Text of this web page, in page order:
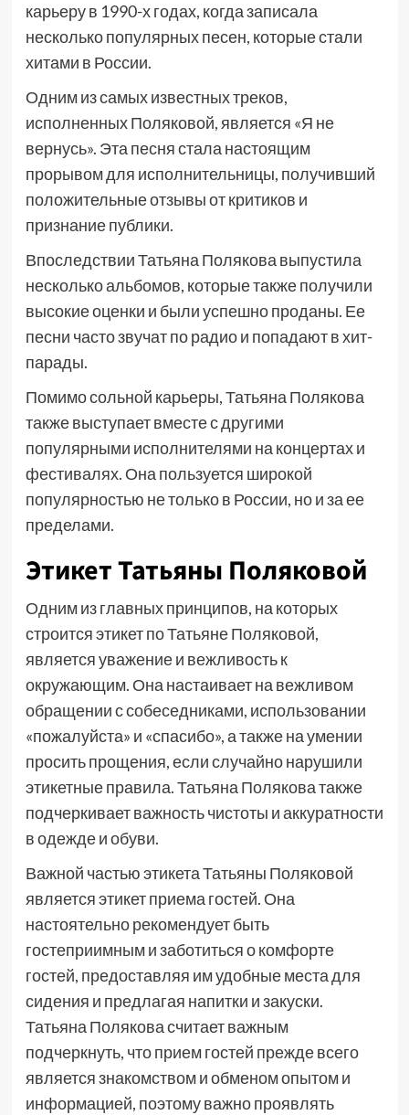
карьеру в 1990-х годах, когда записала
несколько популярных песен, которые стали
хитами в России.
Одним из самых известных треков,
исполненных Поляковой, является «Я не
вернусь». Эта песня стала настоящим
прорывом для исполнительницы, получивший
положительные отзывы от критиков и
признание публики.
Впоследствии Татьяна Полякова выпустила
несколько альбомов, которые также получили
высокие оценки и были успешно проданы. Ее
песни часто звучат по радио и попадают в хит-
парады.
Помимо сольной карьеры, Татьяна Полякова
также выступает вместе с другими
популярными исполнителями на концертах и
фестивалях. Она пользуется широкой
популярностью не только в России, но и за ее
пределами.
Этикет Татьяны Поляковой
Одним из главных принципов, на которых
строится этикет по Татьяне Поляковой,
является уважение и вежливость к
окружающим. Она настаивает на вежливом
обращении с собеседниками, использовании
«пожалуйста» и «спасибо», а также на умении
просить прощения, если случайно нарушили
этикетные правила. Татьяна Полякова также
подчеркивает важность чистоты и аккуратности
в одежде и обуви.
Важной частью этикета Татьяны Поляковой
является этикет приема гостей. Она
настоятельно рекомендует быть
гостеприимным и заботиться о комфорте
гостей, предоставляя им удобные места для
сидения и предлагая напитки и закуски.
Татьяна Полякова считает важным
подчеркнуть, что прием гостей прежде всего
является знакомством и обменом опытом и
информацией, поэтому важно проявлять